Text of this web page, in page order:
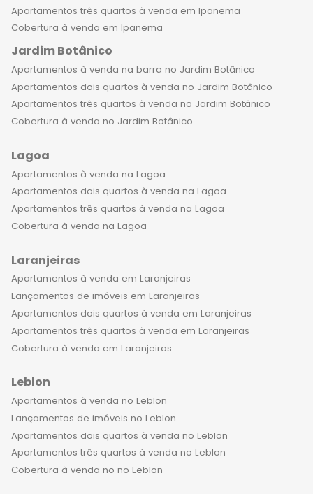
uma vista de tirar o fôlego e a
sensação de viver em um local
exclusivo e refinado, os moradores
desfrutam de um estilo de vida único,
com todo o conforto e sofisticação
que merecem. Os apartamentos de
alto padrão no Botafogo oferecem a
elegância e privacidade,
proporcionando aos moradores uma
experiência única e inesquecível. É
importante destacar também que os
apartamentos de luxo no Botafogo
investimento. Com uma valorização
constante e uma alta demanda no
mercado imobiliário, esses
empreendimentos oferecem uma
oportunidade única de investir em um
imóvel de alto padrão em uma das
Janeiro. Se você busca um estilo de
vida exclusivo, sofisticado e
confortável, os apartamentos de luxo
à venda no Botafogo são a escolha
perfeita.
Apartamentos três quartos à venda em Ipanema
Cobertura à venda em Ipanema
Jardim Botânico
Apartamentos à venda na barra no Jardim Botânico
Apartamentos dois quartos à venda no Jardim Botânico
Apartamentos três quartos à venda no Jardim Botânico
Cobertura à venda no Jardim Botânico
Lagoa
Apartamentos à venda na Lagoa
Apartamentos dois quartos à venda na Lagoa
Apartamentos três quartos à venda na Lagoa
Cobertura à venda na Lagoa
Laranjeiras
Apartamentos à venda em Laranjeiras
Lançamentos de imóveis em Laranjeiras
Apartamentos dois quartos à venda em Laranjeiras
Apartamentos três quartos à venda em Laranjeiras
Cobertura à venda em Laranjeiras
Leblon
Apartamentos à venda no Leblon
Lançamentos de imóveis no Leblon
Apartamentos dois quartos à venda no Leblon
Apartamentos três quartos à venda no Leblon
Cobertura à venda no no Leblon